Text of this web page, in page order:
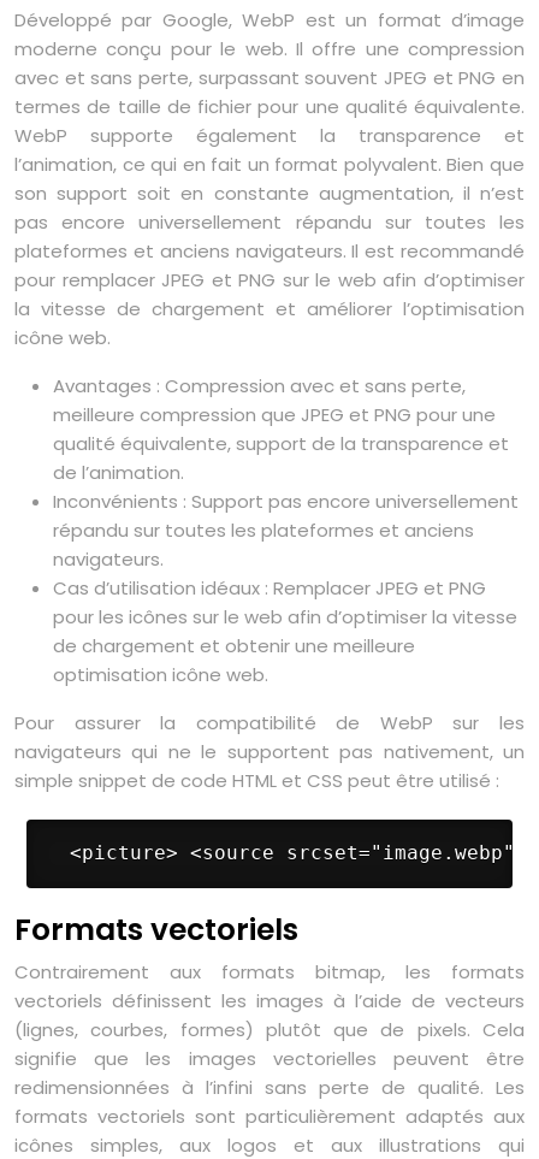
Développé par Google, WebP est un format d’image
moderne conçu pour le web. Il offre une compression
avec et sans perte, surpassant souvent JPEG et PNG en
termes de taille de fichier pour une qualité équivalente.
WebP supporte également la transparence et
l’animation, ce qui en fait un format polyvalent. Bien que
son support soit en constante augmentation, il n’est
pas encore universellement répandu sur toutes les
plateformes et anciens navigateurs. Il est recommandé
pour remplacer JPEG et PNG sur le web afin d’optimiser
la vitesse de chargement et améliorer l’optimisation
icône web.
Avantages : Compression avec et sans perte,
meilleure compression que JPEG et PNG pour une
qualité équivalente, support de la transparence et
de l’animation.
Inconvénients : Support pas encore universellement
répandu sur toutes les plateformes et anciens
navigateurs.
Cas d’utilisation idéaux : Remplacer JPEG et PNG
pour les icônes sur le web afin d’optimiser la vitesse
de chargement et obtenir une meilleure
optimisation icône web.
Pour assurer la compatibilité de WebP sur les
navigateurs qui ne le supportent pas nativement, un
simple snippet de code HTML et CSS peut être utilisé :
<picture> <source
Formats vectoriels
Contrairement aux formats bitmap, les formats
vectoriels définissent les images à l’aide de vecteurs
(lignes, courbes, formes) plutôt que de pixels. Cela
signifie que les images vectorielles peuvent être
redimensionnées à l’infini sans perte de qualité. Les
formats vectoriels sont particulièrement adaptés aux
icônes simples, aux logos et aux illustrations qui